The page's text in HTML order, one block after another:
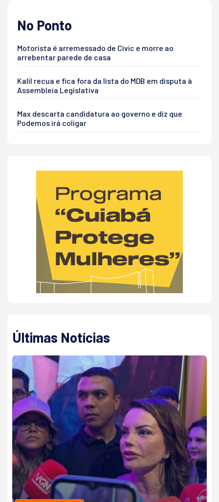
No Ponto
Motorista é arremessado de Civic e morre ao
arrebentar parede de casa
Kalil recua e fica fora da lista do MDB em disputa à
Assembleia Legislativa
Max descarta candidatura ao governo e diz que
Podemos irá coligar
Últimas Notícias